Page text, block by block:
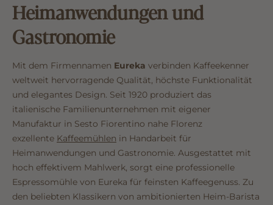
Heimanwendungen und
Gastronomie
Mit dem Firmennamen Eureka verbinden Kaffeekenner
weltweit hervorragende Qualität, höchste Funktionalität
und elegantes Design. Seit 1920 produziert das
italienische Familienunternehmen mit eigener
Manufaktur in Sesto Fiorentino nahe Florenz
exzellente Kaffeemühlen in Handarbeit für
Heimanwendungen und Gastronomie. Ausgestattet mit
hoch effektivem Mahlwerk, sorgt eine professionelle
Espressomühle von Eureka für feinsten Kaffeegenuss. Zu
den beliebten Klassikern von ambitionierten Heim-Barista